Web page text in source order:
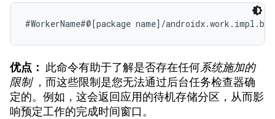
#WorkerName#@[package name]/
优点： 此命令有助于了解是否存在任何系统施加的
限制 ，而这些限制是您无法通过后台任务检查器确
定的。例如，这会返回应用的待机存储分区，从而影
响预定工作的完成时间窗口。